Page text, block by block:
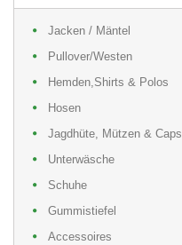
Jacken / Mäntel
Pullover/Westen
Hemden,Shirts & Polos
Hosen
Jagdhüte, Mützen & Caps
Unterwäsche
Schuhe
Gummistiefel
Accessoires